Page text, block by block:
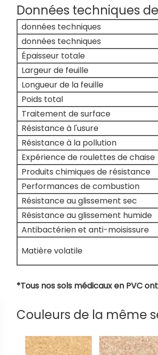
Données techniques
données techniques
données techniques
Épaisseur totale
Largeur de feuille
Longueur de la feuille
Poids total
Traitement de surface
Résistance à l'usure
Résistance à la pollution
Expérience de roulettes de chaise
Produits chimiques de résistance
Performances de combustion
Résistance au glissement sec
Résistance au glissement humide
Antibactérien et anti-moisissure
Matière volatile
*Tous nos sols médicaux en PVC
Couleurs de la même